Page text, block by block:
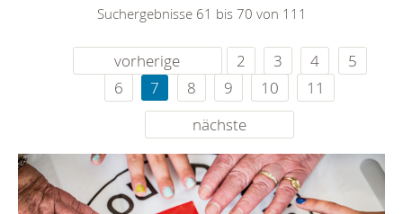
Suchergebnisse 61 bis 70 von 111
vorherige 2 3 4
5
6
7 8 9 10
11
nächste